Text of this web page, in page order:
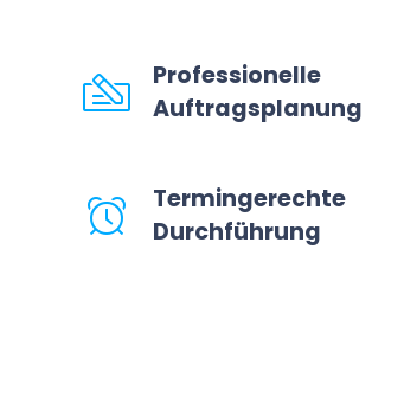
Professionelle
Auftragsplanung
Termingerechte
Durchführung